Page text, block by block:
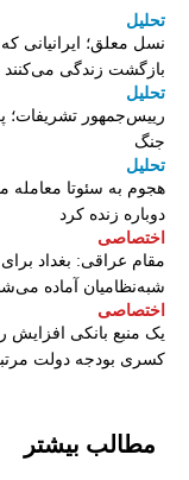
تحلیل
نسل معلق؛ ایرانیانی
بازگشت زندگی می‌کنند
تحلیل
رییس‌جمهور تشریفات؛
جنگ
تحلیل
هجوم به سئوتا معامله
دوباره زنده کرد
اختصاصی
مقام عراقی: بغداد برای
شبه‌نظامیان آماده
اختصاصی
یک منبع بانکی افزایش
کسری بودجه دولت
مطالب بیشتر